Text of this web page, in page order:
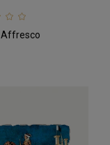
Affresco